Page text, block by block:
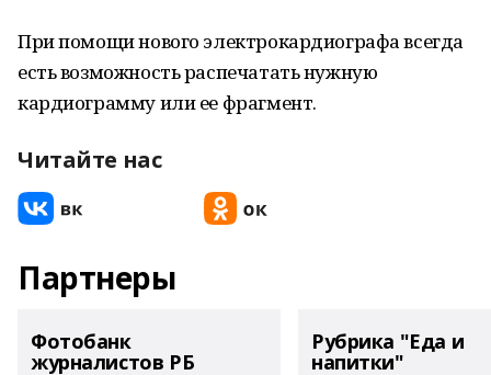
При помощи нового электрокардиографа всегда
есть возможность распечатать нужную
кардиограмму или ее фрагмент.
Читайте нас
Партнеры
Фотобанк
журналистов РБ
Рубрика "Еда и
напитки"